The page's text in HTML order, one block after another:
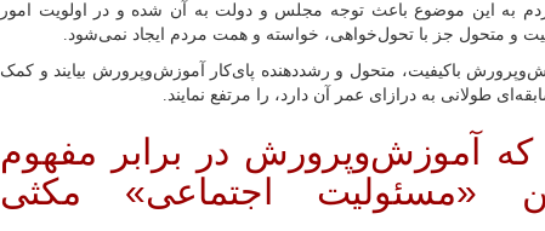
به این موضوع باعث توجه مجلس و دولت به آن شده و در اولویت امور
و متحول جز با تحول‌خواهی، خواسته و همت مردم ایجاد نمی‌شود.
باکیفیت، متحول و رشددهنده پای‌کار آموزش‌وپرورش بیایند و کمک
طولانی به درازای عمر آن دارد، را مرتفع نمایند.
آموزش‌وپرورش در برابر مفهوم
«مسئولیت اجتماعی» مکثی